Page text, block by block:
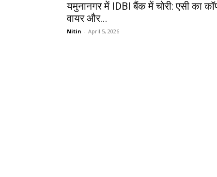
यमुनानगर में IDBI बैंक में चोरी: एसी का
वायर और...
Nitin - April 5, 2026